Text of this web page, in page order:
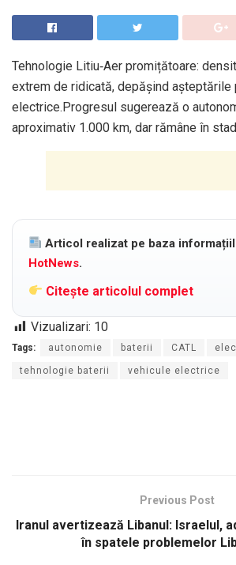
Tehnologie Litiu‑Aer promițătoare:
extrem de ridicată, depășind așteptările
electrice.Progresul sugerează o
aproximativ 1.000 km, dar rămâne în
Articol realizat pe baza
HotNews.
Citește articolul complet
Vizualizari: 10
Tags: autonomie baterii CATL
tehnologie baterii vehicule electrice
Previous Post
Iranul avertizează Libanul: Israelul,
în spatele problemelor